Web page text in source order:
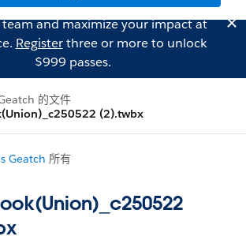
and maximize your impact at
Registerthree or more to unlock
$999 passes.
的文件
(2).twbx
Geatch 所有